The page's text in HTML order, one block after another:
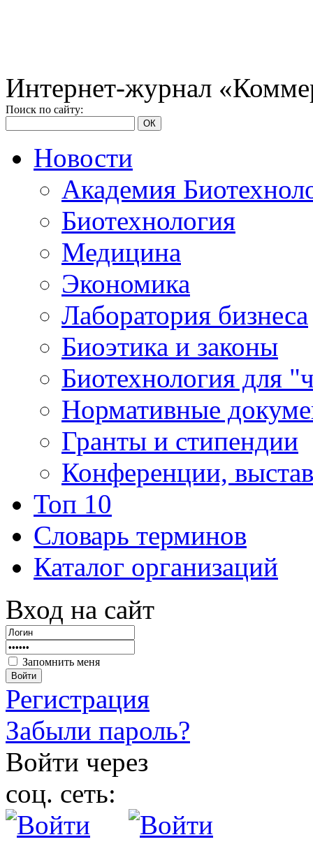
Интернет-журнал
Поиск по сайту:
ОК
Новости
Академия
Биотехнология
Медицина
Экономика
Лаборатория бизнеса
Биоэтика и законы
Биотехнология для
Нормативные
Гранты и стипендии
Конференции,
Топ 10
Словарь терминов
Каталог организаций
Вход на сайт
Запомнить меня
Войти
Регистрация
Забыли пароль?
Войти через
соц. сеть: